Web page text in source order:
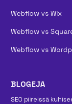
Webflow vs Wix
Webflow vs
Webflow vs
BLOGEJA
SEO piireissä